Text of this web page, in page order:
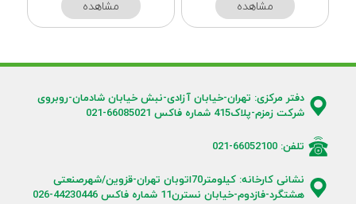
مشاهده مشاهده
دفتر مرکزی: تهران-خیابان آزادی-نبش خیابان شادمان-روبروی
شرکت زمزم-پلاک415 شماره فاکس 66085021-021
تلفن: 66052100-021
نشانی کارخانه: کیلومتر70اتوبان تهران-قزوین/شهرصنعتی
هشتگرد-فازدوم-خیابان نسترن11 شماره فاکس 44230446-026